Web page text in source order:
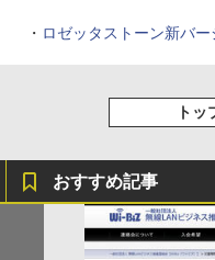
・ ロゼッタストーン新バ
トッ
おすすめ記事